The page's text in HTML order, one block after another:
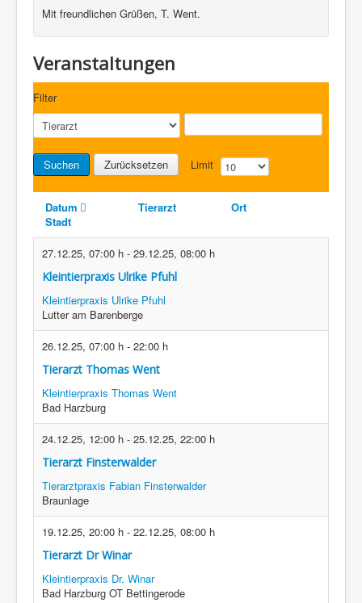
Mit freundlichen Grüßen, T. Went.
Veranstaltungen
Filter
Suchen Zurücksetzen Limit
Datum Tierarzt
Ort
Stadt
27.12.25, 07:00 h - 29.12.25, 08:00 h
Kleintierpraxis Ulrike Pfuhl
Kleintierpraxis Ulrike Pfuhl
Lutter am Barenberge
26.12.25, 07:00 h - 22:00 h
Tierarzt Thomas Went
Kleintierpraxis Thomas Went
Bad Harzburg
24.12.25, 12:00 h - 25.12.25, 22:00 h
Tierarzt Finsterwalder
Tierarztpraxis Fabian Finsterwalder
Braunlage
19.12.25, 20:00 h - 22.12.25, 08:00 h
Tierarzt Dr Winar
Kleintierpraxis Dr. Winar
Bad Harzburg OT Bettingerode